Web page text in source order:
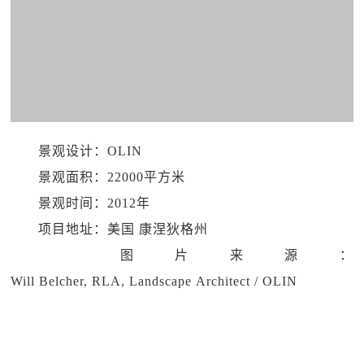
景观设计：OLIN
景观面积：22000平方米
景观时间：2012年
项目地址：美国 康涅狄格州
图片来源：
Will Belcher, RLA, Landscape Architect / OLIN